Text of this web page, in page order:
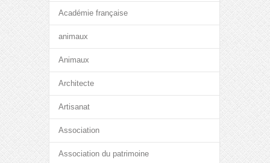
Académie française
animaux
Animaux
Architecte
Artisanat
Association
Association du patrimoine